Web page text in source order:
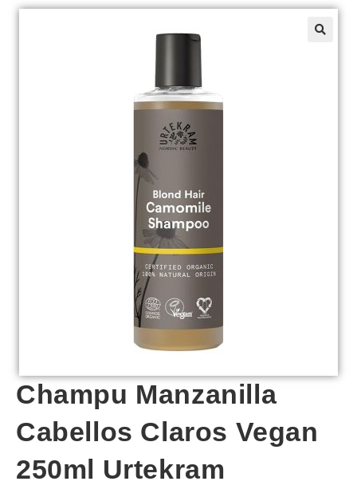
Champu Manzanilla
Cabellos Claros Vegan
250ml Urtekram